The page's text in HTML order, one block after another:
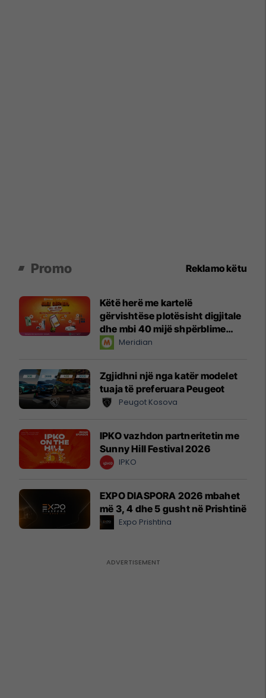
Promo Reklamo këtu
Këtë herë me kartelë
gërvishtëse plotësisht digjitale
dhe mbi 40 mijë shpërblime
instant!Meridian
Zgjidhni një nga katër modelet
tuaja të preferuara Peugeot
Peugot Kosova
IPKO vazhdon partneritetin me
Sunny Hill Festival 2026
IPKO
EXPO DIASPORA 2026 mbahet
më 3, 4 dhe 5 gusht në Prishtinë
Expo Prishtina